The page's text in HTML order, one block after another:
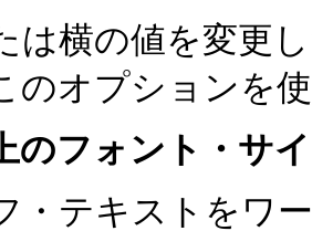
は横の値を変更
のオプションを
のフォント・サ
・テキストをワ